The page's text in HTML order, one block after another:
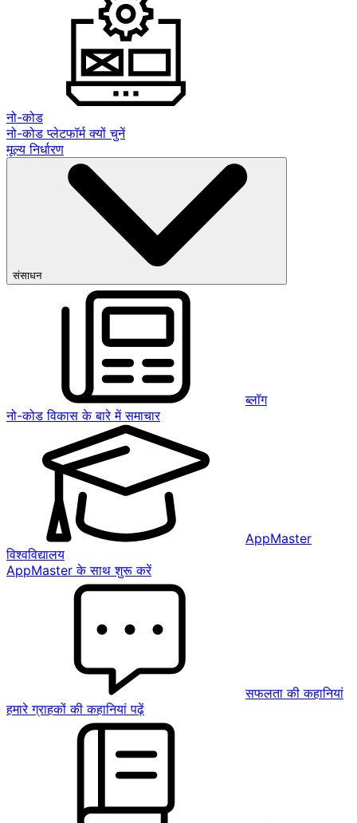
नो-कोड
नो-कोड प्लेटफॉर्म क्यों चुनें
मूल्य निर्धारण
संसाधन
ब्लॉग
नो-कोड विकास के बारे में समाचार
AppMaster
विश्वविद्यालय
AppMaster के साथ शुरू करें
सफलता की कहानियां
हमारे ग्राहकों की कहानियां पढ़ें